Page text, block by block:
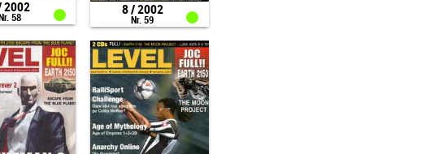
2002
Nr. 58
8 / 2002
Nr. 59